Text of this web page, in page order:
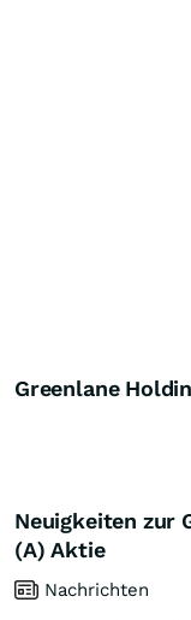
Greenlane
Neuigkeiten zur
(A) Aktie
Nachrichten